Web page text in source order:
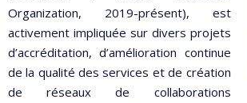
Organization, 2019-présent), est
activement impliquée sur divers projets
d’accréditation, d’amélioration continue
de la qualité des services et de création
de réseaux de collaborations